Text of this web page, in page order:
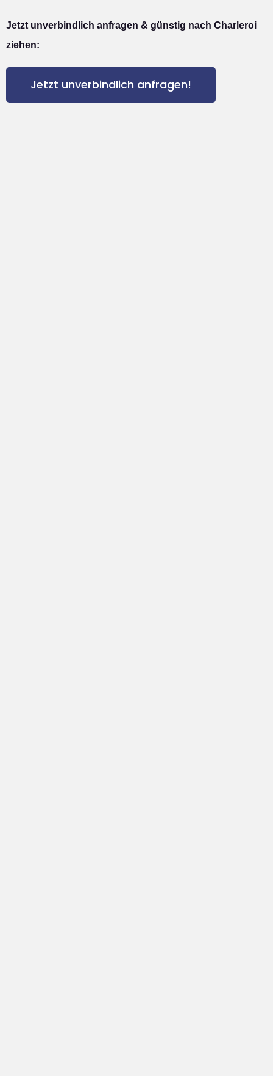
Jetzt unverbindlich anfragen & günstig nach Charleroi
ziehen:
Jetzt unverbindlich anfragen!